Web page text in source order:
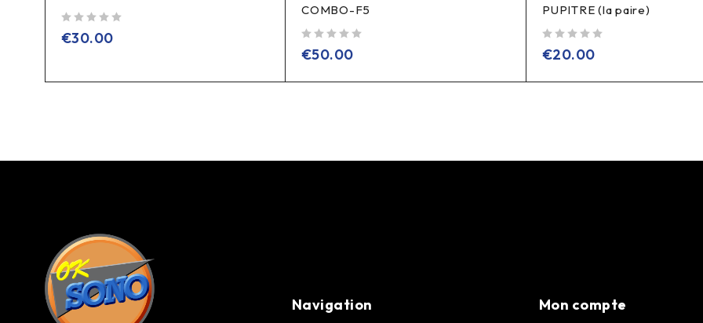
€30.00
COMBO-F5
€50.00
PUPITRE (la paire)
€20.00
Navigation Mon compte